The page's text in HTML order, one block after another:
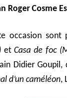
Roger Cosme
occasion sont
etCasa de foc
Didier
d’un caméléon,